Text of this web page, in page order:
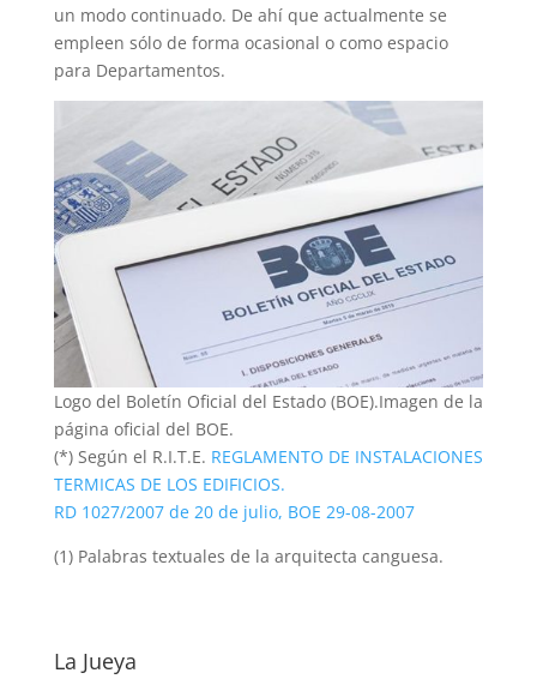
un modo continuado. De ahí que actualmente se
empleen sólo de forma ocasional o como espacio
para Departamentos.
Logo del Boletín Oficial del Estado (BOE).Imagen de la
página oficial del BOE.
(*) Según el R.I.T.E. REGLAMENTO DE INSTALACIONES
TERMICAS DE LOS EDIFICIOS.
RD 1027/2007 de 20 de julio, BOE 29-08-2007
(1) Palabras textuales de la arquitecta canguesa.
La Jueya